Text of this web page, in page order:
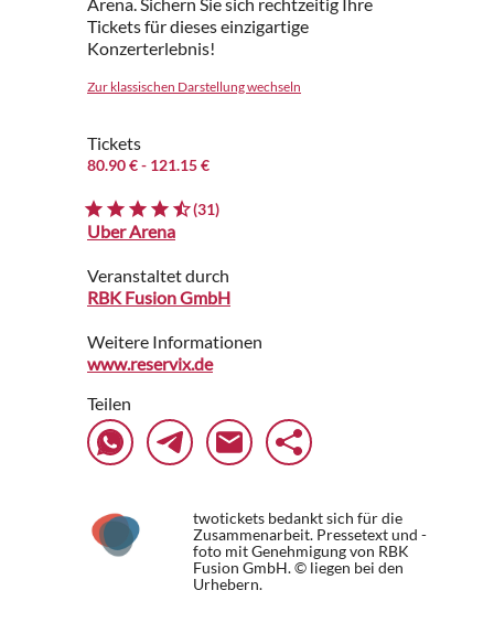
Tickets für dieses einzigartige
Konzerterlebnis!
Zur klassischen Darstellung wechseln
Tickets
80.90 €- 121.15 €
(31)
Uber Arena
Veranstaltet durch
RBK Fusion GmbH
Weitere Informationen
www.reservix.de
Teilen
twotickets bedankt sich für die
Zusammenarbeit. Pressetext und -
foto mit Genehmigung von RBK
Fusion GmbH. © liegen bei den
Urhebern.